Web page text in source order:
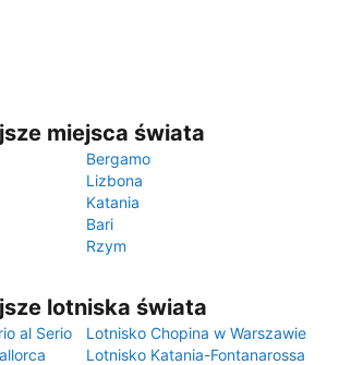
miejsca świata
Bergamo
Lizbona
Katania
Bari
Rzym
lotniska świata
al Serio
Lotnisko Chopina w Warszawie
Lotnisko Katania-Fontanarossa